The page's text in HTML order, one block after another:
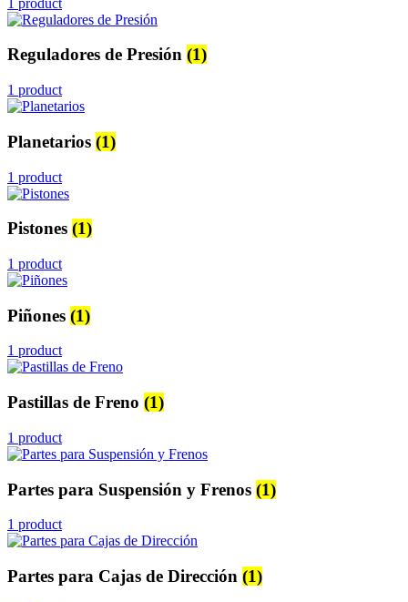
Reguladores de Presión (1)
1 product
Planetarios (1)
1 product
Pistones (1)
1 product
Piñones (1)
1 product
Pastillas de Freno (1)
1 product
Partes para Suspensión y Frenos (1)
1 product
Partes para Cajas de Dirección (1)